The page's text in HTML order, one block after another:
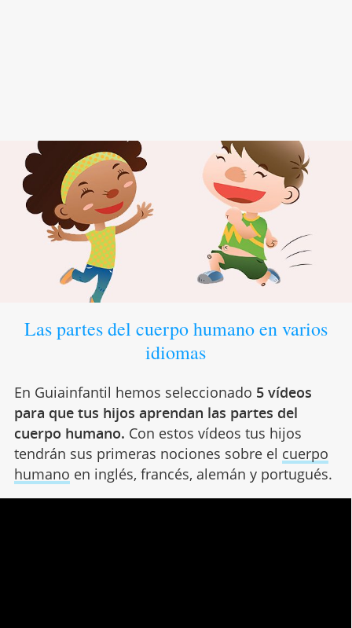
Las partes del cuerpo humano en varios
idiomas
En Guiainfantil hemos seleccionado 5 vídeos
para que tus hijos aprendan las partes del
cuerpo humano. Con estos vídeos tus hijos
tendrán sus primeras nociones sobre el cuerpo
humano en inglés, francés, alemán y portugués.